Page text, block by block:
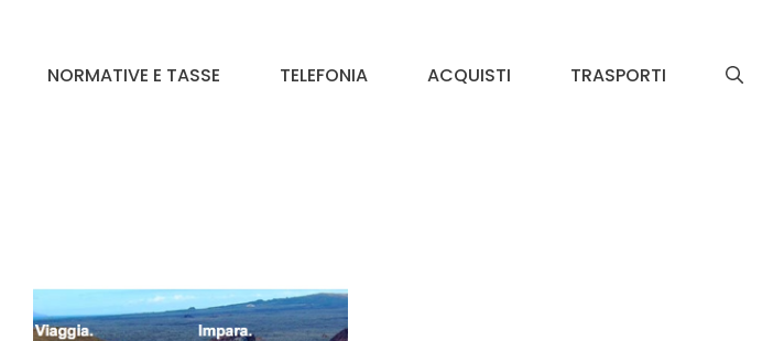
NORMATIVE E TASSE TELEFONIA ACQUISTI TRASPORTI